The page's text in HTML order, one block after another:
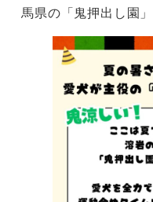
馬県の「鬼押出し園